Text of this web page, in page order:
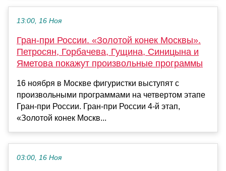
13:00, 16 Ноя
Гран-при России. «Золотой конек Москвы».
Петросян, Горбачева, Гущина, Синицына и
Яметова покажут произвольные программы
16 ноября в Москве фигуристки выступят с
произвольными программами на четвертом этапе
Гран-при России. Гран-при России 4-й этап,
«Золотой конек Москв...
03:00, 16 Ноя